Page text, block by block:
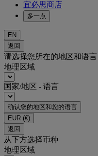
宜必思商店
多一点
EN
返回
请选择您所在的地区和语言
地理区域
国家/地区 - 语言
确认您的地区和您的语言
EUR (€)
返回
从下方选择币种
地理区域